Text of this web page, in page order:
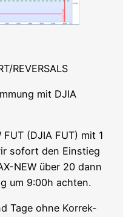
REVERSALS
mit DJIA
(DJIA FUT) mit 1
sofort den Ein­stieg
NEW über 20 dann
um 9:00h achten.
Tage ohne Kor­rek­